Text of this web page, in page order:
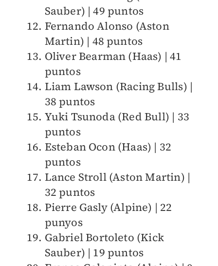
Sauber) | 49 puntos
Fernando Alonso (Aston
Martin) | 48 puntos
Oliver Bearman (Haas) | 41
puntos
Liam Lawson (Racing Bulls) |
38 puntos
Yuki Tsunoda (Red Bull) | 33
puntos
Esteban Ocon (Haas) | 32
puntos
Lance Stroll (Aston Martin) |
32 puntos
Pierre Gasly (Alpine) | 22
punyos
Gabriel Bortoleto (Kick
Sauber) | 19 puntos